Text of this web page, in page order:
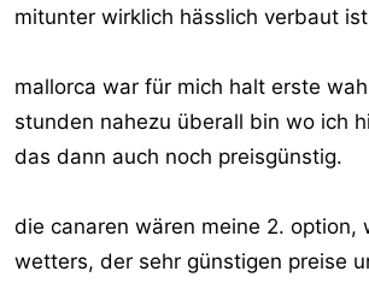
das nicht viel danebn gehn kann..
ich hab auch schon dran gedacht
mal richtung spanien.... aber mal sehn
alles entwickelt..
mitunter wirklich hässlich verbaut
mallorca war für mich halt erste
stunden nahezu überall bin wo ich
das dann auch noch preisgünstig.
die canaren wären meine 2. option,
wetters, der sehr günstigen preise